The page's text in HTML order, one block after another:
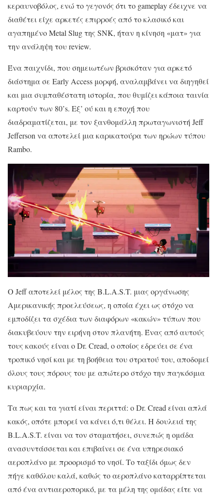
κεραυνοβόλος, ενώ το γεγονός ότι το gameplay έδειχνε να
διαθέτει είχε αρκετές επιρροές από το κλασικό και
αγαπημένο Metal Slug της SNK, ήταν η κίνηση «ματ» για
την ανάληψη του review.
Ένα παιχνίδι, που σημειωτέων βρισκόταν για αρκετό
διάστημα σε Early Access μορφή, αναλαμβάνει να διηγηθεί
και μια συμπαθέστατη ιστορία, που θυμίζει κάποια ταινία
καρτούν των 80’s. Εξ’ ού και η εποχή που
διαδραματίζεται, με τον ξανθομάλλη πρωταγωνιστή Jeff
Jefferson να αποτελεί μια καρικατούρα των ηρώων τύπου
Rambo.
Ο Jeff αποτελεί μέλος της B.L.A.S.T. μιας οργάνωσης
Αμερικανικής προελεύσεως, η οποία έχει ως στόχο να
εμποδίζει τα σχέδια των διαφόρων «κακών» τύπων που
διακυβεύουν την ειρήνη στον πλανήτη. Ένας από αυτούς
τους κακούς είναι ο Dr. Cread, ο οποίος εδρεύει σε ένα
τροπικό νησί και με τη βοήθεια του στρατού του, αποδομεί
όλους τους πόρους του με απώτερο στόχο την παγκόσμια
κυριαρχία.
Τα πως και τα γιατί είναι περιττά: ο Dr. Cread είναι απλά
κακός, οπότε μπορεί να κάνει ό,τι θέλει. Η δουλειά της
B.L.A.S.T. είναι να τον σταματήσει, συνεπώς η ομάδα
ανασυντάσσεται και επιβαίνει σε ένα υπηρεσιακό
αεροπλάνο με προορισμό το νησί. Το ταξίδι όμως δεν
πήγε καθόλου καλά, καθώς το αεροπλάνο καταρρίπτεται
από ένα αντιαεροπορικό, με τα μέλη της ομάδας είτε να